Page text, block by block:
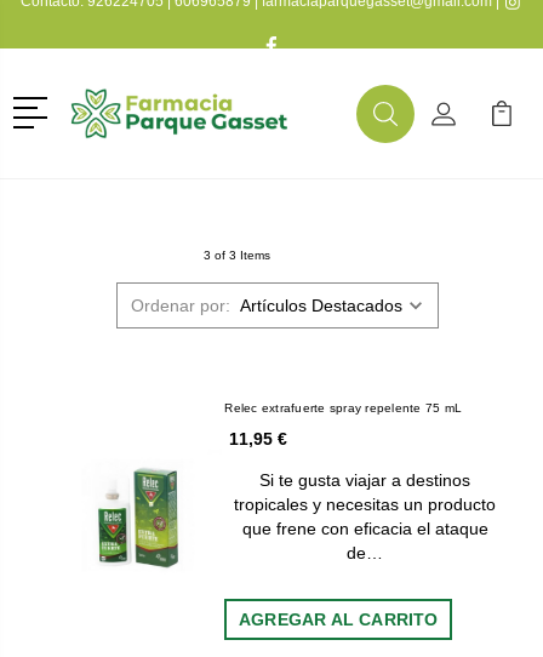
Menú
BuscarMi Cuenta
Mi
3 of 3 Items
Ordenar por:
Relec extrafuerte spray repelente 75 mL
11,95 €
Si te gusta viajar a destinos
tropicales y necesitas un producto
que frene con eficacia el ataque
de…
AGREGAR AL CARRITO